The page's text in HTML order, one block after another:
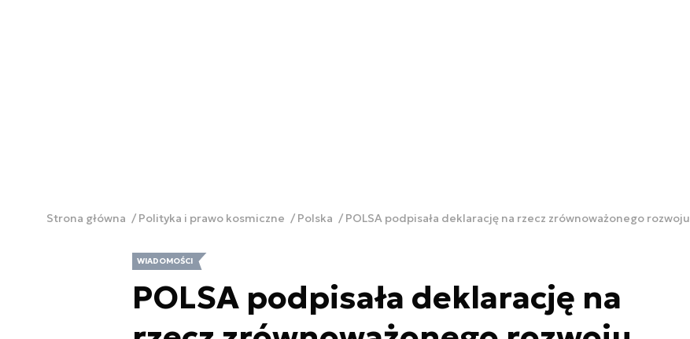
Strona główna Polityka i prawo kosmiczne Polska POLSA podpisała deklarację na rzecz zrównoważonego rozwoju
WIADOMOŚCI
POLSA podpisała deklarację na